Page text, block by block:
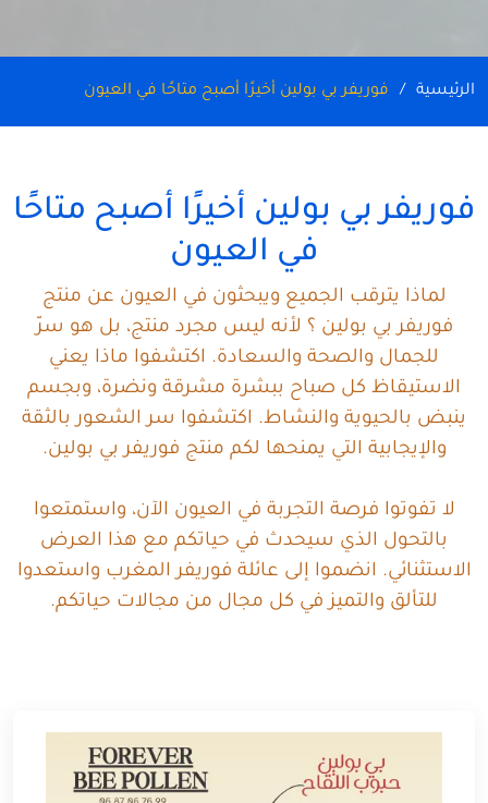
الرئيسية فوريفر بي بولين أخيرًا أصبح متاحًا في العيون
فوريفر بي بولين أخيرًا أصبح متاحًا
في العيون
لماذا يترقب الجميع ويبحثون في العيون عن منتج
فوريفر بي بولين ؟ لأنه ليس مجرد منتج، بل هو سرّ
للجمال والصحة والسعادة. اكتشفوا ماذا يعني
الاستيقاظ كل صباح ببشرة مشرقة ونضرة، وبجسم
ينبض بالحيوية والنشاط. اكتشفوا سر الشعور بالثقة
والإيجابية التي يمنحها لكم منتج فوريفر بي بولين.
لا تفوتوا فرصة التجربة في العيون الآن، واستمتعوا
بالتحول الذي سيحدث في حياتكم مع هذا العرض
الاستثنائي. انضموا إلى عائلة فوريفر المغرب واستعدوا
للتألق والتميز في كل مجال من مجالات حياتكم.